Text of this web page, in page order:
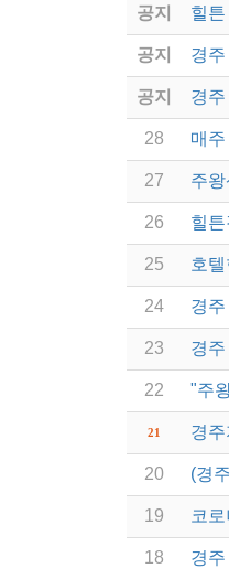
공지 힐
공지 경
공지 경
28 매
27 주
26 힐
25 호
24 경
23 경
22 "주
21 경
20 (경
19 코
18 경